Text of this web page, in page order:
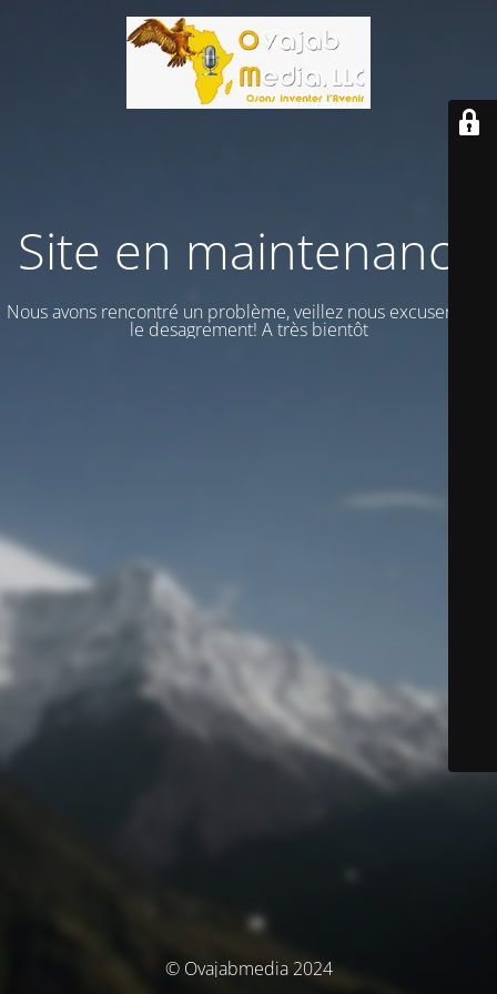
Site en maintenance
Nous avons rencontré un problème, veillez nous excuser vour
le desagrement! A très bientôt
© Ovajabmedia 2024